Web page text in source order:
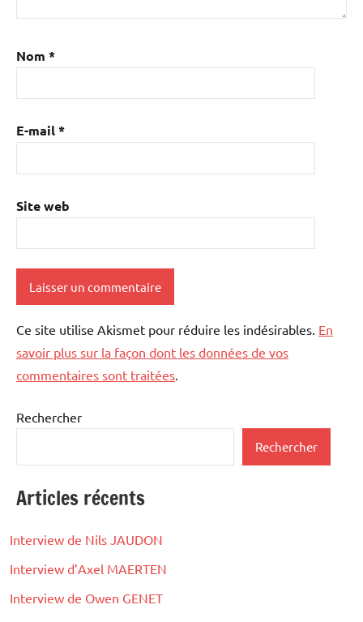
Nom *
E-mail*
Site web
Ce site utilise Akismet pour réduire les indésirables. En
savoir plus sur la façon dont les données de vos
commentaires sont traitées.
Rechercher
Rechercher
Articles récents
Interview de Nils JAUDON
Interview d’Axel MAERTEN
Interview de Owen GENET